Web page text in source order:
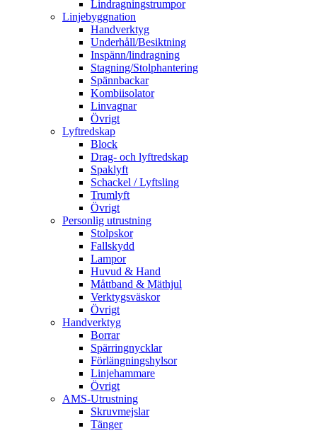
Lindragningstrumpor
Linjebyggnation
Handverktyg
Underhåll/Besiktning
Inspänn/lindragning
Stagning/Stolphantering
Spännbackar
Kombiisolator
Linvagnar
Övrigt
Lyftredskap
Block
Drag- och lyftredskap
Spaklyft
Schackel / Lyftsling
Trumlyft
Övrigt
Personlig utrustning
Stolpskor
Fallskydd
Lampor
Huvud & Hand
Måttband & Mäthjul
Verktygsväskor
Övrigt
Handverktyg
Borrar
Spärringnycklar
Förlängningshylsor
Linjehammare
Övrigt
AMS-Utrustning
Skruvmejslar
Tänger